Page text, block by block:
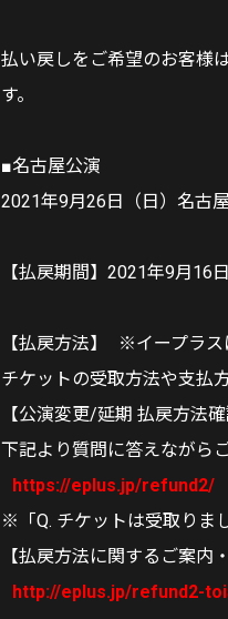
払い戻しをご希望のお客様
す。
■名古屋公演
2021年9月26日（日）名古
【払戻期間】2021年9月16
【払戻方法】 ※イープラス
チケットの受取方法や支払
【公演変更/延期 払戻方法確
下記より質問に答えながら
https://eplus.jp/refund2/
※「Q. チケットは受取りま
【払戻方法に関するご案内
http://eplus.jp/refund2-